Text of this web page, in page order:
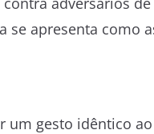
apresenta como
um gesto idêntico